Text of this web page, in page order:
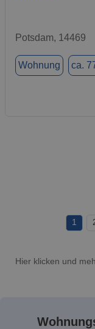
Potsdam, 14469
Wohnung ca.
1
Hier klicken und